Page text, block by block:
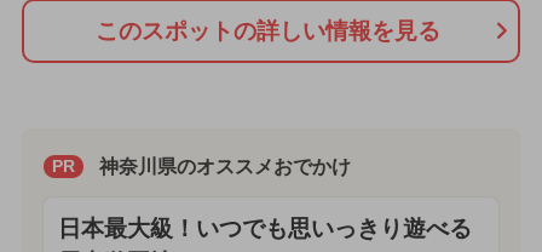
このスポットの詳しい情報を見る
PR 神奈川県のオススメおでかけ
日本最大級！いつでも思いっきり遊べる